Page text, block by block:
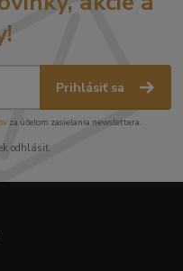
Prihlásiť sa
za účelom zasielania newslettera.
odhlásiť.